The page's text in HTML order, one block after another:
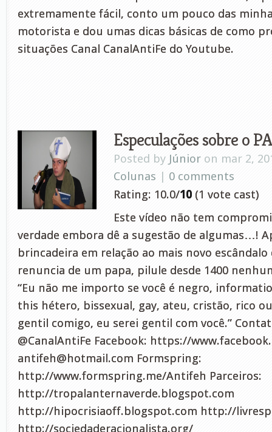
extremamente fácil, conto um pouco das
motorista e dou umas dicas básicas de como
situações Canal CanalAntiFe do Youtube.
Especulações sobre o
Posted by Júnior on mar 2,
Colunas | 0 comments
Rating: 10.0/10 (1 vote cast)
Este vídeo não tem
verdade embora dê a sugestão de algumas…!
brincadeira em relação ao mais novo
renuncia de um papa, pilule desde 1400
“Eu não me importo se você é negro,
this hétero, bissexual, gay, ateu, cristão, rico
gentil comigo, eu serei gentil com você.”
@CanalAntiFe Facebook: https://
antifeh@hotmail.com Formspring:
http://www.formspring.me/Antifeh Parceiros:
http://tropalanternaverde.blogspot.com
http://hipocrisiaoff.blogspot.com http://
http://sociedaderacionalista.org/